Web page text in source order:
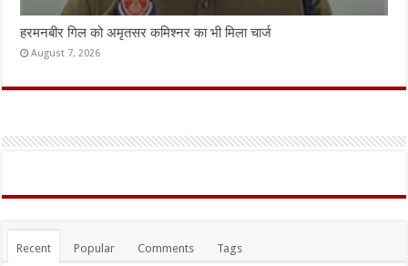
हरमनबीर गिल को अमृतसर कमिश्नर का भी मिला चार्ज
August 7, 2026
Recent Popular Comments Tags